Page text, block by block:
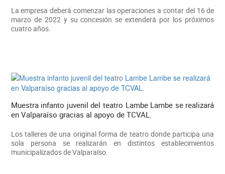
La empresa deberá comenzar las operaciones a contar del 16 de
marzo de 2022 y su concesión se extenderá por los próximos
cuatro años.
Muestra infanto juvenil del teatro Lambe Lambe se realizará
en Valparaíso gracias al apoyo de TCVAL.
Los talleres de una original forma de teatro donde participa una
sola persona se realizarán en distintos establecimientos
municipalizados de Valparaíso.